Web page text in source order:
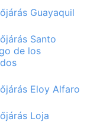
Guayaquil
Santo
de los
Eloy Alfaro
Loja